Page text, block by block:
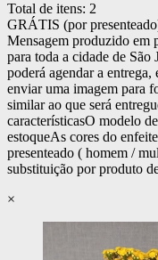
Total de itens: 2
GRÁTIS (por
Mensagem produzido em
para toda a cidade de São
poderá agendar a entrega,
enviar uma imagem para
similar ao que será
característicasO modelo
estoqueAs cores do
presenteado ( homem /
substituição por produto
×